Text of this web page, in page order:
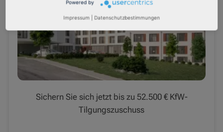
Sichern Sie sich jetzt bis zu 52.500 € KfW-
Tilgungszuschuss
Powered by
Impressum Datenschutzbestimmungen